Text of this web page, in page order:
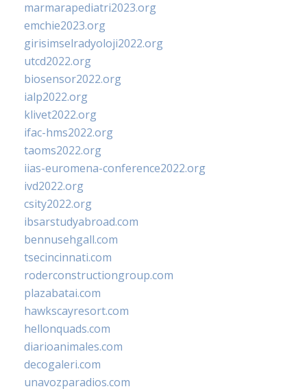
marmarapediatri2023.org
emchie2023.org
girisimselradyoloji2022.org
utcd2022.org
biosensor2022.org
ialp2022.org
klivet2022.org
ifac-hms2022.org
taoms2022.org
iias-euromena-conference2022.org
ivd2022.org
csity2022.org
ibsarstudyabroad.com
bennusehgall.com
tsecincinnati.com
roderconstructiongroup.com
plazabatai.com
hawkscayresort.com
hellonquads.com
diarioanimales.com
decogaleri.com
unavozparadios.com